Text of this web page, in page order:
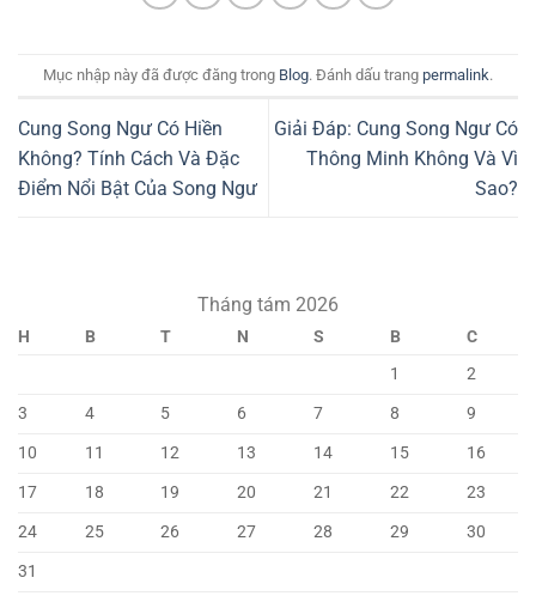
Mục nhập này đã được đăng trong Blog. Đánh dấu trang permalink.
Cung Song Ngư Có Hiền
Không? Tính Cách Và Đặc
Điểm Nổi Bật Của Song Ngư
Giải Đáp: Cung Song Ngư Có
Thông Minh Không Và Vì
Sao?
Tháng tám 2026
H B T N S B
C
1
2
3
4 5 6 7 8
9
10
11 12 13 14 15
16
17
18 19 20 21 22
23
24
25 26 27 28 29
30
31